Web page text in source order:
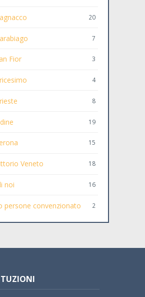
20
7
Fior 3
4
8
19
15
Veneto 18
noi 16
persone convenzionato 2